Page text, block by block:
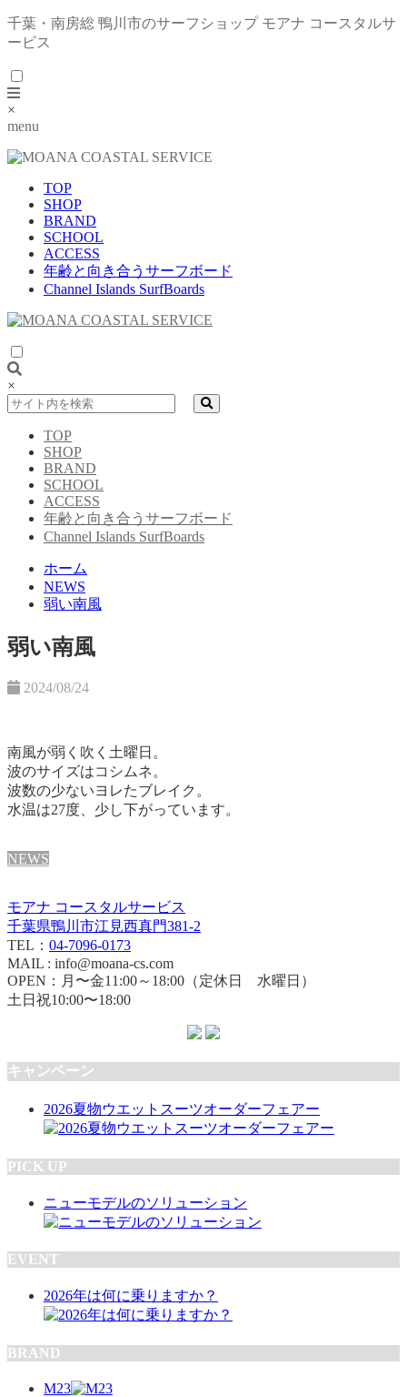
千葉・南房総 鴨川市のサーフショップ モアナ コースタルサ
ービス
×
menu
TOP
SHOP
BRAND
SCHOOL
ACCESS
年齢と向き合うサーフボード
Channel Islands SurfBoards
×
TOP
SHOP
BRAND
SCHOOL
ACCESS
年齢と向き合うサーフボード
Channel Islands SurfBoards
ホーム
NEWS
弱い南風
弱い南風
2024/08/24
南風が弱く吹く土曜日。
波のサイズはコシムネ。
波数の少ないヨレたブレイク。
水温は27度、少し下がっています。
NEWS
モアナ コースタルサービス
千葉県鴨川市江見西真門381-2
TEL： 04-7096-0173
MAIL : info@moana-cs.com
OPEN：月〜金11:00～18:00（定休日 水曜日）
土日祝10:00〜18:00
キャンペーン
2026夏物ウエットスーツオーダーフェアー
PICK UP
ニューモデルのソリューション
EVENT
2026年は何に乗りますか？
BRAND
M23